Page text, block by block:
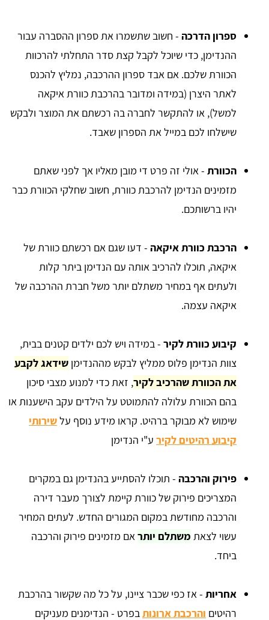
ספרון הדרכה - חשוב שתשמרו את ספרון ההסברה עבור
ההנדימן, כדי שיוכל לקבל קצת סדר התחלתי להרכוות
הכוורת שלכם. אם אבד ספרון ההרכבה, נמליץ להכנס
לאתר היצרן (במידה ומדובר בהרכבת כוורת איקאה
למשל), או להתקשר לחברה בה רכשתם את המוצר ולבקש
שישלחו לכם במייל את הספרון שאבד.
הכוורת - אולי זה פרט די מובן מאליו אך לפני שאתם
מזמינים הנדימן להרכבת כוורת, חשוב שחלקי הכוורת כבר
יהיו ברשותכם.
הרכבת כוורת איקאה - דעו שגם אם רכשתם כוורת של
איקאה, תוכלו להרכיב אותה עם הנדימן ביתר קלות
ולעתים אף במחיר משתלם יותר משל חברת ההרכבה של
איקאה עצמה.
קיבוע כוורת לקיר - במידה ויש לכם ילדים קטנים בבית,
צוות הנדימן פלוס ממליץ לבקש מההנדימן שידאג לקבע
את הכוורת שהרכיב לקיר, זאת כדי למנוע מצבי סיכון
בהם הכוורת עלולה להתמוטט על הילדים עקב הישענות או
שימוש לא מבוקר ברהיט. קראו מידע נוסף עלשירותי
קיבוע רהיטים לקיר ע"י הנדימן
פירוק והרכבה - תוכלו להסתייע בהנדימן גם במקרים
המצריכים פירוק של כוורת קיימת לצורך מעבר דירה
והרכבה מחודשת במקום המגורים החדש. לעתים המחיר
עשוי לצאת משתלם יותראם מזמינים פירוק והרכבה
ביחד.
אחריות - אז כפי שכבר ציינו, על כל מה שקשור בהרכבת
רהיטים והרכבת ארונותבפרט - הנדימנים מעניקים